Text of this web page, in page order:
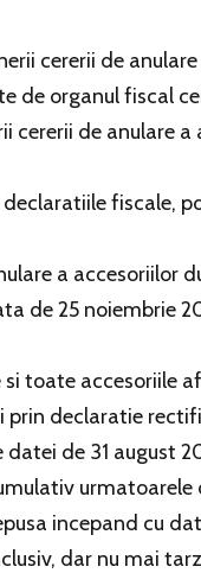
cererii de
de organul fiscal
cererii de anulare
fiscale,
a
de 25 noiembrie
toate accesoriile
declaratie
de 31 august
urmatoarele
incepand cu
dar nu mai